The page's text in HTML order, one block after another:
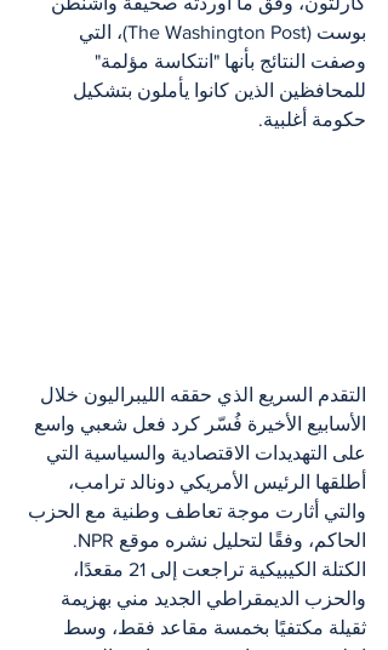
بوست (The Washington Post)، التي
وصفت النتائج بأنها "انتكاسة مؤلمة"
للمحافظين الذين كانوا يأملون بتشكيل
حكومة أغلبية.
التقدم السريع الذي حققه الليبراليون خلال
الأسابيع الأخيرة فُسّر كرد فعل شعبي واسع
على التهديدات الاقتصادية والسياسية التي
أطلقها الرئيس الأمريكي دونالد ترامب،
والتي أثارت موجة تعاطف وطنية مع الحزب
الحاكم، وفقًا لتحليل نشره موقع NPR.
الكتلة الكيبيكية تراجعت إلى 21 مقعدًا،
والحزب الديمقراطي الجديد مني بهزيمة
ثقيلة مكتفيًا بخمسة مقاعد فقط، وسط